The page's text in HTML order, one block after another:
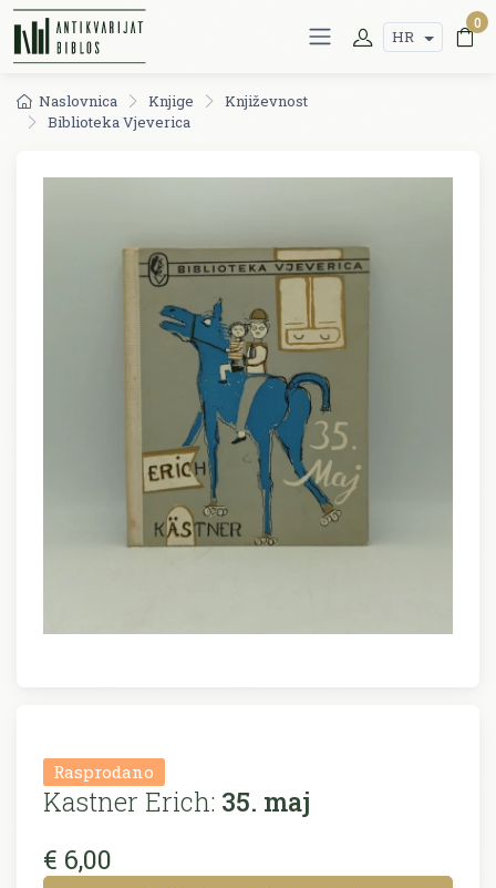
HR
0
Naslovnica Knjige
Književnost
Biblioteka Vjeverica
Rasprodano
Kastner Erich: 35. maj
€ 6,00